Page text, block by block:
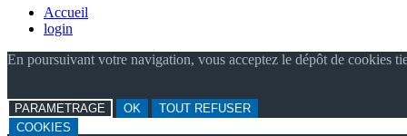
Accueil
login
En poursuivant votre navigation, vous acceptez le dépôt de cookies
PARAMETRAGE OK
TOUT REFUSER
COOKIES